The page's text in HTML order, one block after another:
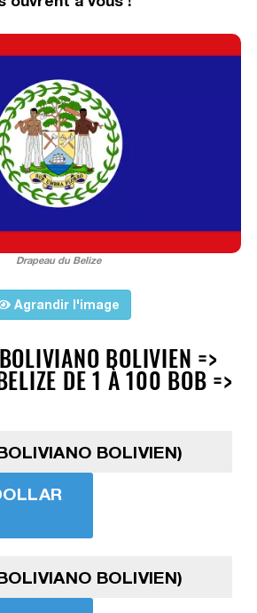
Drapeau du Belize
Agrandir l'image
BOLIVIEN =>
DE 1 À 100 BOB =>
BOLIVIEN)
BOLIVIEN)